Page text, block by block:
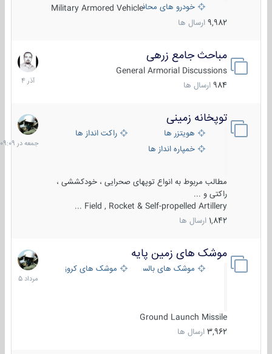
خودرو های محافظت شدهMilitary Armored Vehicle
9,982 ارسال ها
مباحث جامع زرهی
General Armorial Discussions
984 ارسال ها
7
آذر
1404
توپخانه زمینی
هویتزر ها
راکت انداز ها
خمپاره انداز ها
مطالب مربوط به انواع توپهای صحرایی ، خودکششی ،
راکتی و ...
Field , Rocket & Self-propelled Artillery ...
1,842 ارسال ها
جمعه
در
09:09
موشک های زمین پایه
موشک های بالستیک موشک های کروز
Ground Launch Missile
3,962 ارسال ها
2
مرداد
1405